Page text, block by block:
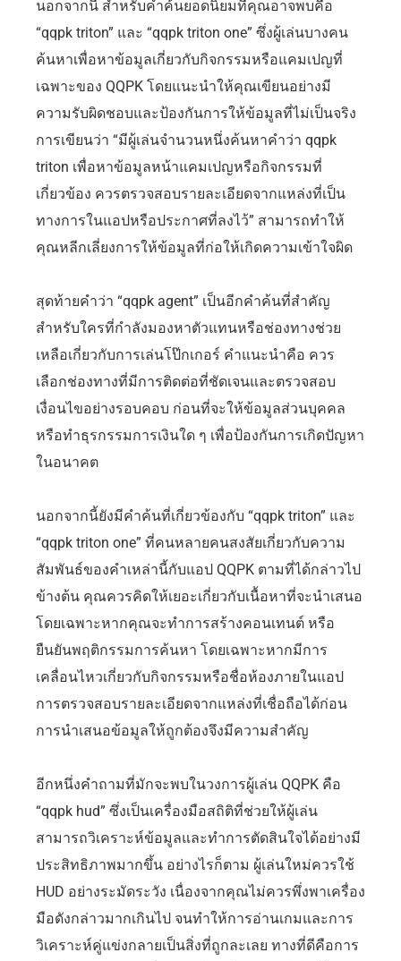
นอกจากนี้ สำหรับคำค้นยอดนิยมที่คุณอาจพบคือ
“qqpk triton” และ “qqpk triton one” ซึ่งผู้เล่นบางคน
ค้นหาเพื่อหาข้อมูลเกี่ยวกับกิจกรรมหรือแคมเปญที่
เฉพาะของ QQPK โดยแนะนำให้คุณเขียนอย่างมี
ความรับผิดชอบและป้องกันการให้ข้อมูลที่ไม่เป็นจริง
การเขียนว่า “มีผู้เล่นจำนวนหนึ่งค้นหาคำว่า qqpk
triton เพื่อหาข้อมูลหน้าแคมเปญหรือกิจกรรมที่
เกี่ยวข้อง ควรตรวจสอบรายละเอียดจากแหล่งที่เป็น
ทางการในแอปหรือประกาศที่ลงไว้” สามารถทำให้
คุณหลีกเลี่ยงการให้ข้อมูลที่ก่อให้เกิดความเข้าใจผิด
สุดท้ายคำว่า “qqpk agent” เป็นอีกคำค้นที่สำคัญ
สำหรับใครที่กำลังมองหาตัวแทนหรือช่องทางช่วย
เหลือเกี่ยวกับการเล่นโป๊กเกอร์ คำแนะนำคือ ควร
เลือกช่องทางที่มีการติดต่อที่ชัดเจนและตรวจสอบ
เงื่อนไขอย่างรอบคอบ ก่อนที่จะให้ข้อมูลส่วนบุคคล
หรือทำธุรกรรมการเงินใด ๆ เพื่อป้องกันการเกิดปัญหา
ในอนาคต
นอกจากนี้ยังมีคำค้นที่เกี่ยวข้องกับ “qqpk triton” และ
“qqpk triton one” ที่คนหลายคนสงสัยเกี่ยวกับความ
สัมพันธ์ของคำเหล่านี้กับแอป QQPK ตามที่ได้กล่าวไป
ข้างต้น คุณควรคิดให้เยอะเกี่ยวกับเนื้อหาที่จะนำเสนอ
โดยเฉพาะหากคุณจะทำการสร้างคอนเทนต์ หรือ
ยืนยันพฤติกรรมการค้นหา โดยเฉพาะหากมีการ
เคลื่อนไหวเกี่ยวกับกิจกรรมหรือชื่อห้องภายในแอป
การตรวจสอบรายละเอียดจากแหล่งที่เชื่อถือได้ก่อน
การนำเสนอข้อมูลให้ถูกต้องจึงมีความสำคัญ
อีกหนึ่งคำถามที่มักจะพบในวงการผู้เล่น QQPK คือ
“qqpk hud” ซึ่งเป็นเครื่องมือสถิติที่ช่วยให้ผู้เล่น
สามารถวิเคราะห์ข้อมูลและทำการตัดสินใจได้อย่างมี
ประสิทธิภาพมากขึ้น อย่างไรก็ตาม ผู้เล่นใหม่ควรใช้
HUD อย่างระมัดระวัง เนื่องจากคุณไม่ควรพึ่งพาเครื่อง
มือดังกล่าวมากเกินไป จนทำให้การอ่านเกมและการ
วิเคราะห์คู่แข่งกลายเป็นสิ่งที่ถูกละเลย ทางที่ดีคือการ